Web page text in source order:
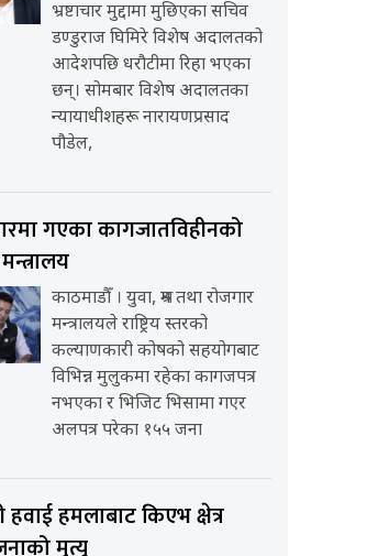
भ्रष्टाचार मुद्दामा मुछिएका सचिव
डण्डुराज घिमिरे विशेष अदालतको
आदेशपछि धरौटीमा रिहा भएका
छन्। सोमबार विशेष अदालतका
न्यायाधीशहरू नारायणप्रसाद
पौडेल,
गएका कागजातविहीनको
काठमाडौँ । युवा, श्रम तथा रोजगार
मन्त्रालयले राष्ट्रिय स्तरको
कल्याणकारी कोषको सहयोगबाट
विभिन्न मुलुकमा रहेका कागजपत्र
नभएका र भिजिट भिसामा गएर
अलपत्र परेका १५५ जना
हमलाबाट किएभ क्षेत्र